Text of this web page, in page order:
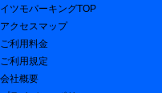
イツモパーキングTOP
アクセスマップ
ご利用料金
ご利用規定
会社概要